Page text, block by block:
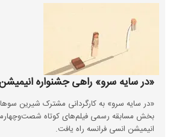
«در سایه سرو» راهی جشنواره
«در سایه سرو» به کارگردانی مشترک شیرین
بخش مسابقه رسمی فیلم‌های کوتاه
انیمیشن انسی فرانسه راه یافت.